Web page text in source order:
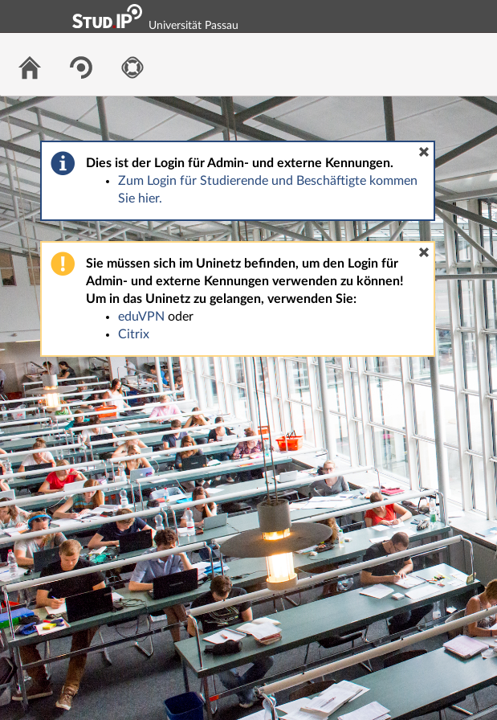
Universität Passau
Dies ist der Login für Admin- und externe Kennungen.
Zum Login für Studierende und Beschäftigte kommen
Sie hier.
Sie müssen sich im Uninetz befinden, um den Login für
Admin- und externe Kennungen verwenden zu können!
Um in das Uninetz zu gelangen, verwenden Sie:
eduVPN oder
Citrix